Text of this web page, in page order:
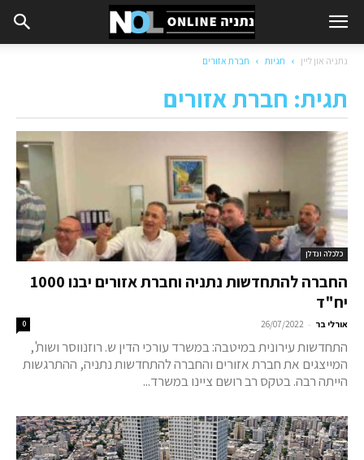
נתניה און ליין תגיות חברת אזורים
תגית: חברת אזורים
כלכלה ונדלן
החברה להתחדשות נתניה וחברת אזורים יבנו 1000
יח"ד
אורלי בר -
26/07/2022
0
התחדשות עירונית במיטבה: במשרד עורכי הדין ש. רוזנווסר ושות',
המייצגים את חברת אזורים והחברה להתחדשות נתניה, ההתרגשות
הייתה רבה. בטקס רב רושם ציינו במשרד...